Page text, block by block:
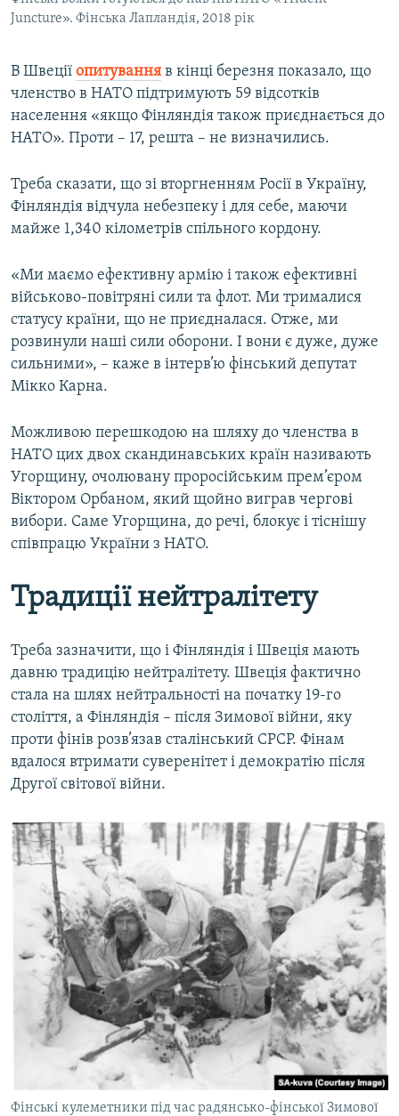
Juncture». Фінська Лапландія, 2018 рік
В Швеції опитування в кінці березня показало, що
членство в НАТО підтримують 59 відсотків
населення «якщо Фінляндія також приєднається до
НАТО». Проти – 17, решта – не визначились.
Треба сказати, що зі вторгненням Росії в Україну,
Фінляндія відчула небезпеку і для себе, маючи
майже 1,340 кілометрів спільного кордону.
«Ми маємо ефективну армію і також ефективні
військово-повітряні сили та флот. Ми трималися
статусу країни, що не приєдналася. Отже, ми
розвинули наші сили оборони. І вони є дуже, дуже
сильними», – каже в інтерв’ю фінський депутат
Мікко Карна.
Можливою перешкодою на шляху до членства в
НАТО цих двох скандинавських країн називають
Угорщину, очолювану проросійським прем’єром
Віктором Орбаном, який щойно виграв чергові
вибори. Саме Угорщина, до речі, блокує і тіснішу
співпрацю України з НАТО.
Традиції нейтралітету
Треба зазначити, що і Фінляндія і Швеція мають
давню традицію нейтралітету. Швеція фактично
стала на шлях нейтральності на початку 19-го
століття, а Фінляндія – після Зимової війни, яку
проти фінів розв’язав сталінський СРСР. Фінам
вдалося втримати суверенітет і демократію після
Другої світової війни.
Фінські кулеметники під час радянсько-фінської Зимової